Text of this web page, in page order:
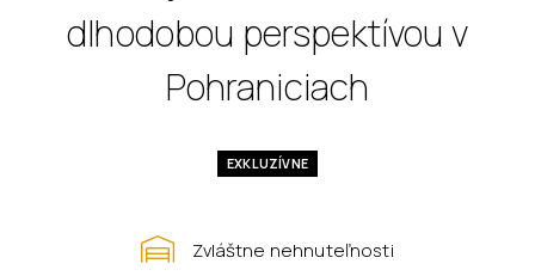
dlhodobou perspektívou v
Pohraniciach
EXKLUZÍVNE
Zvláštne nehnuteľnosti